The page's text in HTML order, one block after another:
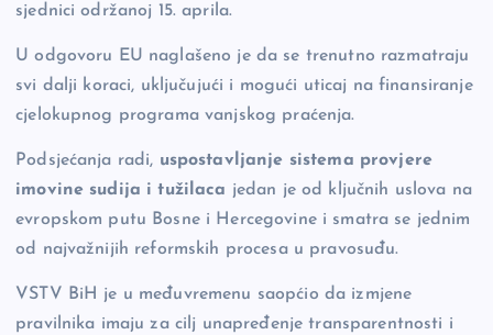
sjednici održanoj 15. aprila.
U odgovoru EU naglašeno je da se trenutno razmatraju
svi dalji koraci, uključujući i mogući uticaj na finansiranje
cjelokupnog programa vanjskog praćenja.
Podsjećanja radi, uspostavljanje sistema provjere
imovine sudija i tužilaca jedan je od ključnih uslova na
evropskom putu Bosne i Hercegovine i smatra se jednim
od najvažnijih reformskih procesa u pravosuđu.
VSTV BiH je u međuvremenu saopćio da izmjene
pravilnika imaju za cilj unapređenje transparentnosti i